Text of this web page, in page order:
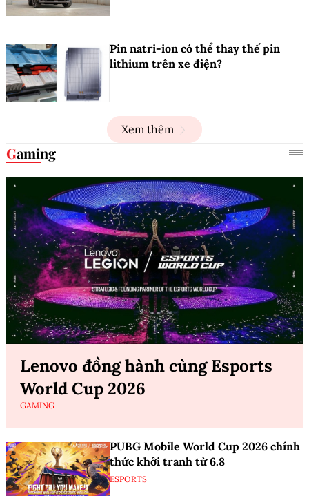
Pin natri-ion có thể thay thế pin
lithium trên xe điện?
Xem thêm
Gaming
Lenovo đồng hành cùng Esports
World Cup 2026
GAMING
PUBG Mobile World Cup 2026 chính
thức khởi tranh từ 6.8
ESPORTS